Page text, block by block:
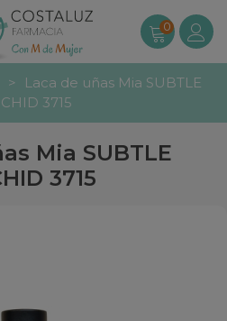
0
>
Laca de uñas Mia SUBTLE
3715
Mia SUBTLE
3715